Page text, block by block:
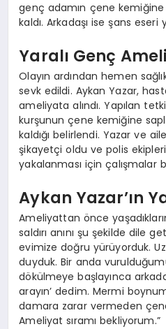
genç adamın çene
kaldı. Arkadaşı ise şans
Yaralı Genç
Olayın ardından hemen
sevk edildi. Aykan Yazar,
ameliyata alındı. Yapılan
kurşunun çene kemiğine
kaldığı belirlendi. Yazar ve
şikayetçi oldu ve polis
yakalanması için çalışmalar
Aykan Yazar’ın
Ameliyattan önce
saldırı anını şu şekilde dile
evimize doğru yürüyorduk.
duyduk. Bir anda
dökülmeye başlayınca
arayın’ dedim. Mermi
damara zarar vermeden
Ameliyat sıramı bekliyorum.”